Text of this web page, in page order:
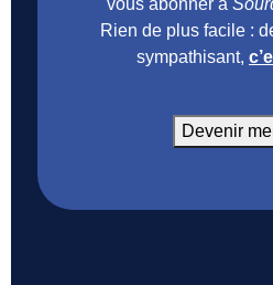
vous abonner à
Rien de plus facile :
sympathisant,
Devenir